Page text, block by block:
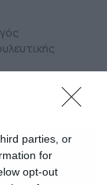
parties, or
for
opt-out